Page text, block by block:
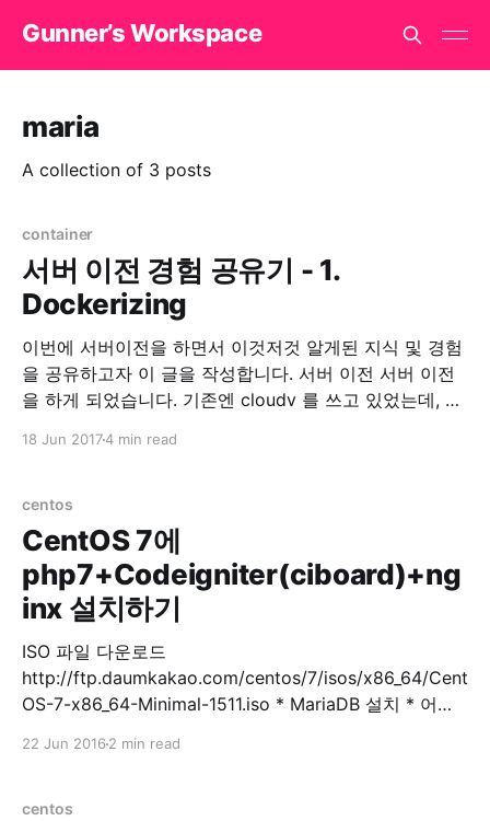
Gunner’s Workspace
maria
A collection of 3 posts
container
서버 이전 경험 공유기 - 1.
Dockerizing
이번에 서버이전을 하면서 이것저것 알게된 지식 및 경험
을 공유하고자 이 글을 작성합니다. 서버 이전 서버 이전
을 하게 되었습니다. 기존엔 cloudv 를 쓰고 있었는데, 같
18 Jun 20174 min read
centos
CentOS 7에
php7+Codeigniter(ciboard)+ng
inx 설치하기
ISO 파일 다운로드
http://ftp.daumkakao.com/centos/7/isos/x86_64/Cent
OS-7-x86_64-Minimal-1511.iso * MariaDB 설치 * 어플
mysql_secure_installation prompts: Enter current
22 Jun 2016 2 min read
centos